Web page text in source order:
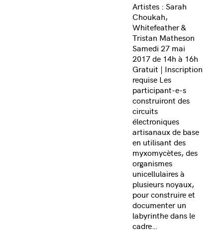
Artistes : Sarah
Choukah,
Whitefeather &
Tristan Matheson
Samedi 27 mai
2017 de 14h à 16h
Gratuit | Inscription
requise Les
participant-e-s
construiront des
circuits
électroniques
artisanaux de base
en utilisant des
myxomycètes, des
organismes
unicellulaires à
plusieurs noyaux,
pour construire et
documenter un
labyrinthe dans le
cadre…